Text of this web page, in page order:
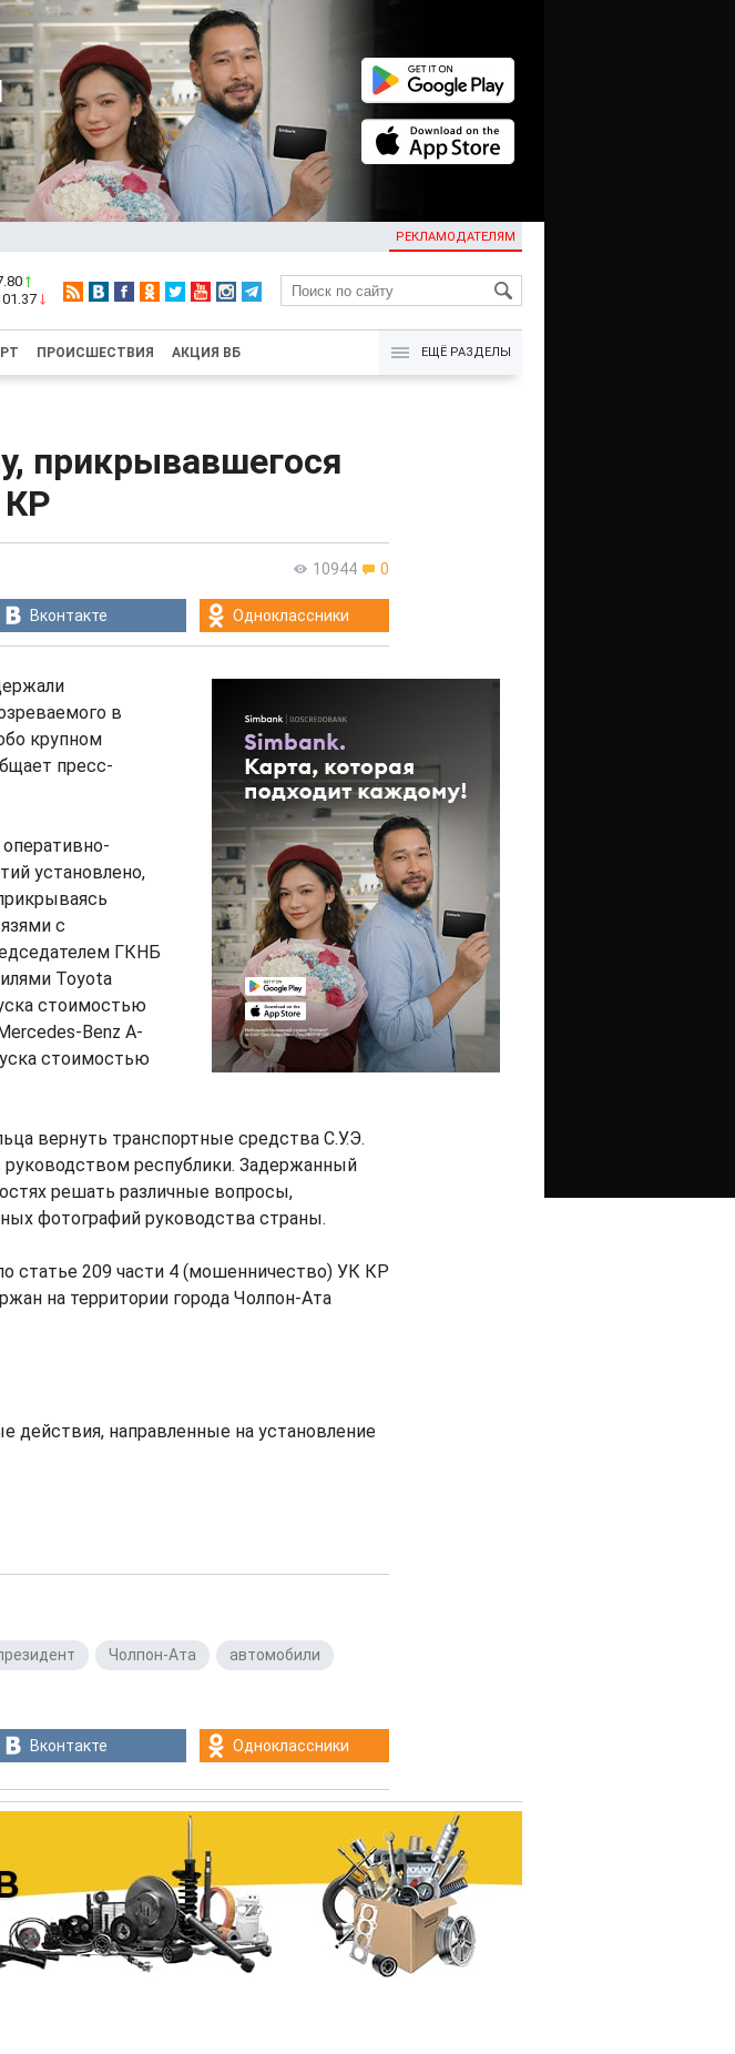
РЕКЛАМОДАТЕЛЯМ
KG
ПРОИСШЕСТВИЯ АКЦИЯ ВБ ЕЩЁ РАЗДЕЛЫ
прикрывавшегося
КР
10944 0
Вконтакте Одноклассники
в
крупном
пресс-
установлено,
с
ГКНБ
Toyota
стоимостью
Benz A-
стоимостью
вернуть транспортные средства С.У.Э.
республики. Задержанный
решать различные вопросы,
фотографий руководства страны.
статье 209 части 4 (мошенничество) УК КР
на территории города Чолпон-Ата
направленные на установление
Чолпон-Ата автомобили
Вконтакте Одноклассники